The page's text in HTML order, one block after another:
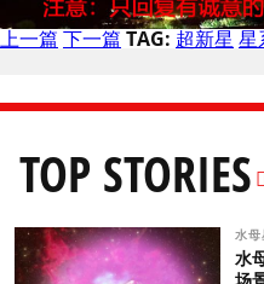
上一篇下一篇TAG:超新星星
TOP STORIES
水
水
场